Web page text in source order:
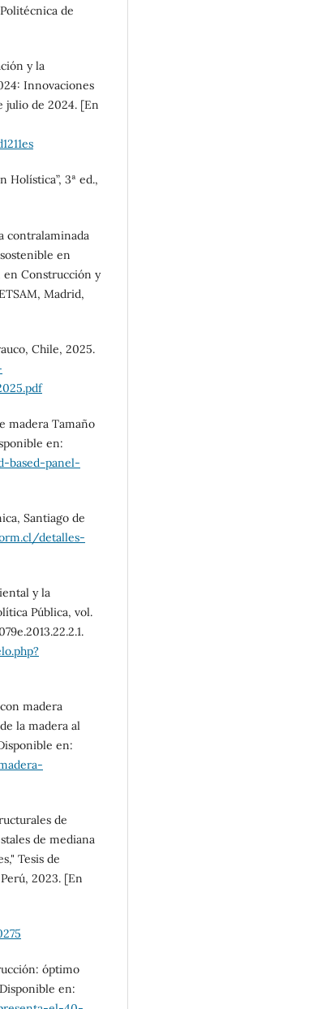
de
y la
Innovaciones
julio de 2024. [En
Holística”, 3ª ed.,
contralaminada
en
en Construcción y
Madrid,
Chile, 2025.
madera Tamaño
en:
based-panel-
Santiago de
detalles-
y la
Pública, vol.
madera
la madera al
en:
de
de mediana
Tesis de
2023. [En
óptimo
en: